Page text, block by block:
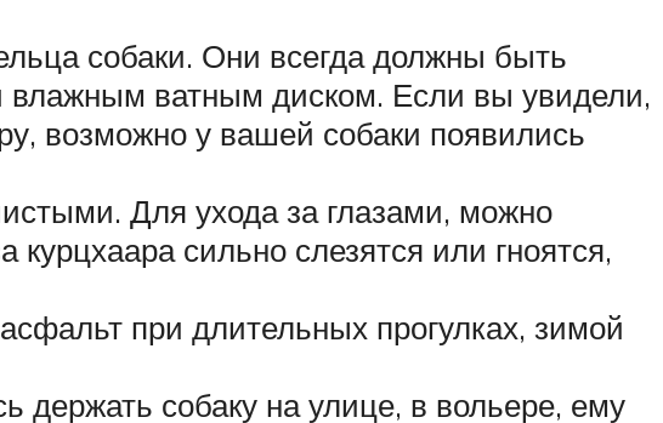
собаки. Они всегда должны быть
влажным ватным диском. Если вы увидели,
возможно у вашей собаки появились
Для ухода за глазами, можно
сильно слезятся или гноятся,
при длительных прогулках, зимой
держать собаку на улице, в вольере, ему